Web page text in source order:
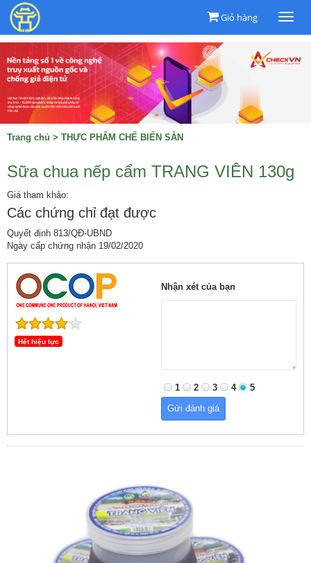
Giỏ hàng
Trang chủ > THỰC PHẨM CHẾ BIẾN SẴN
Sữa chua nếp cẩm TRANG VIÊN 130g
Giá tham khảo:
Các chứng chỉ đạt được
Quyết định 813/QĐ-UBND
Ngày cấp chứng nhận 19/02/2020
Hết hiệu lực
Nhận xét của bạn
1 2 3 4 5